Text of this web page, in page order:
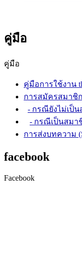
คู่มือ
คู่มือ
คู่มือการใช้งาน
การสมัครสมาชิก
- กรณียังไม่เป็น
- กรณีเป็นสมา
การส่งบทความ
facebook
Facebook